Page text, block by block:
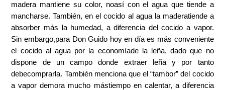
madera mantiene su color, noasí con el agua que tiende a
mancharse. También, en el cocido al agua la maderatiende a
absorber más la humedad, a diferencia del cocido a vapor.
Sin embargo,para Don Guido hoy en día es más conveniente
el cocido al agua por la economíade la leña, dado que no
dispone de un campo donde extraer leña y por tanto
debecomprarla. También menciona que el “tambor” del cocido
a vapor demora mucho mástiempo en calentar, a diferencia